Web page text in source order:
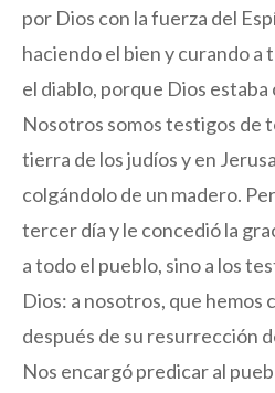
por Dios con la fuerza del
haciendo el bien y curando a
el diablo, porque Dios estaba
Nosotros somos testigos de
tierra de los judíos y en
colgándolo de un madero.
tercer día y le concedió la
a todo el pueblo, sino a los
Dios: a nosotros, que hemos
después de su resurrección
Nos encargó predicar al